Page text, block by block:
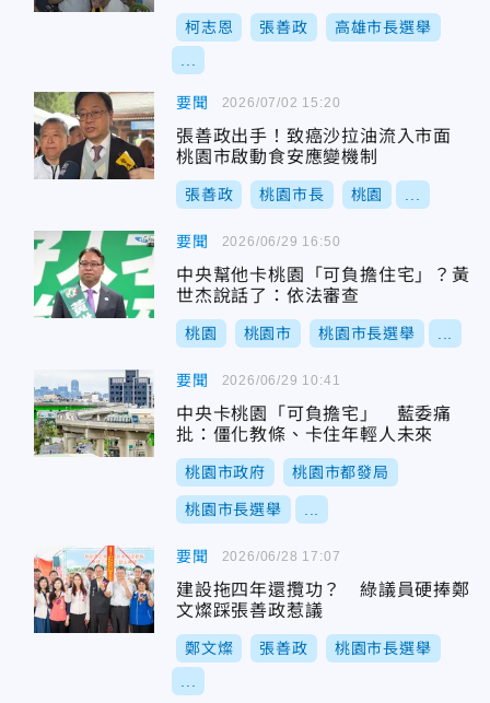
柯志恩 張善政 高雄市長選舉
要聞
張善政出手！致癌沙拉油流入市面
桃園市啟動食安應變機制
張善政 桃園市長 桃園
2026/07/02 15:20
要聞
中央幫他卡桃園「可負擔住宅」？黃
世杰說話了：依法審查
桃園 桃園市 桃園市長選舉
2026/06/29 16:50
要聞
中央卡桃園「可負擔宅」 藍委痛
批：僵化教條、卡住年輕人未來
桃園市政府 桃園市都發局
桃園市長選舉
2026/06/29 10:41
要聞
建設拖四年還攬功？ 綠議員硬捧鄭
文燦踩張善政惹議
鄭文燦 張善政 桃園市長選舉
2026/06/28 17:07